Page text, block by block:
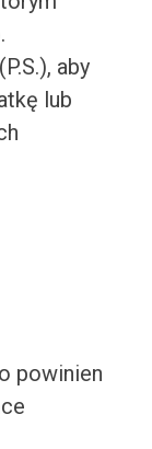
aby
lub
powinien